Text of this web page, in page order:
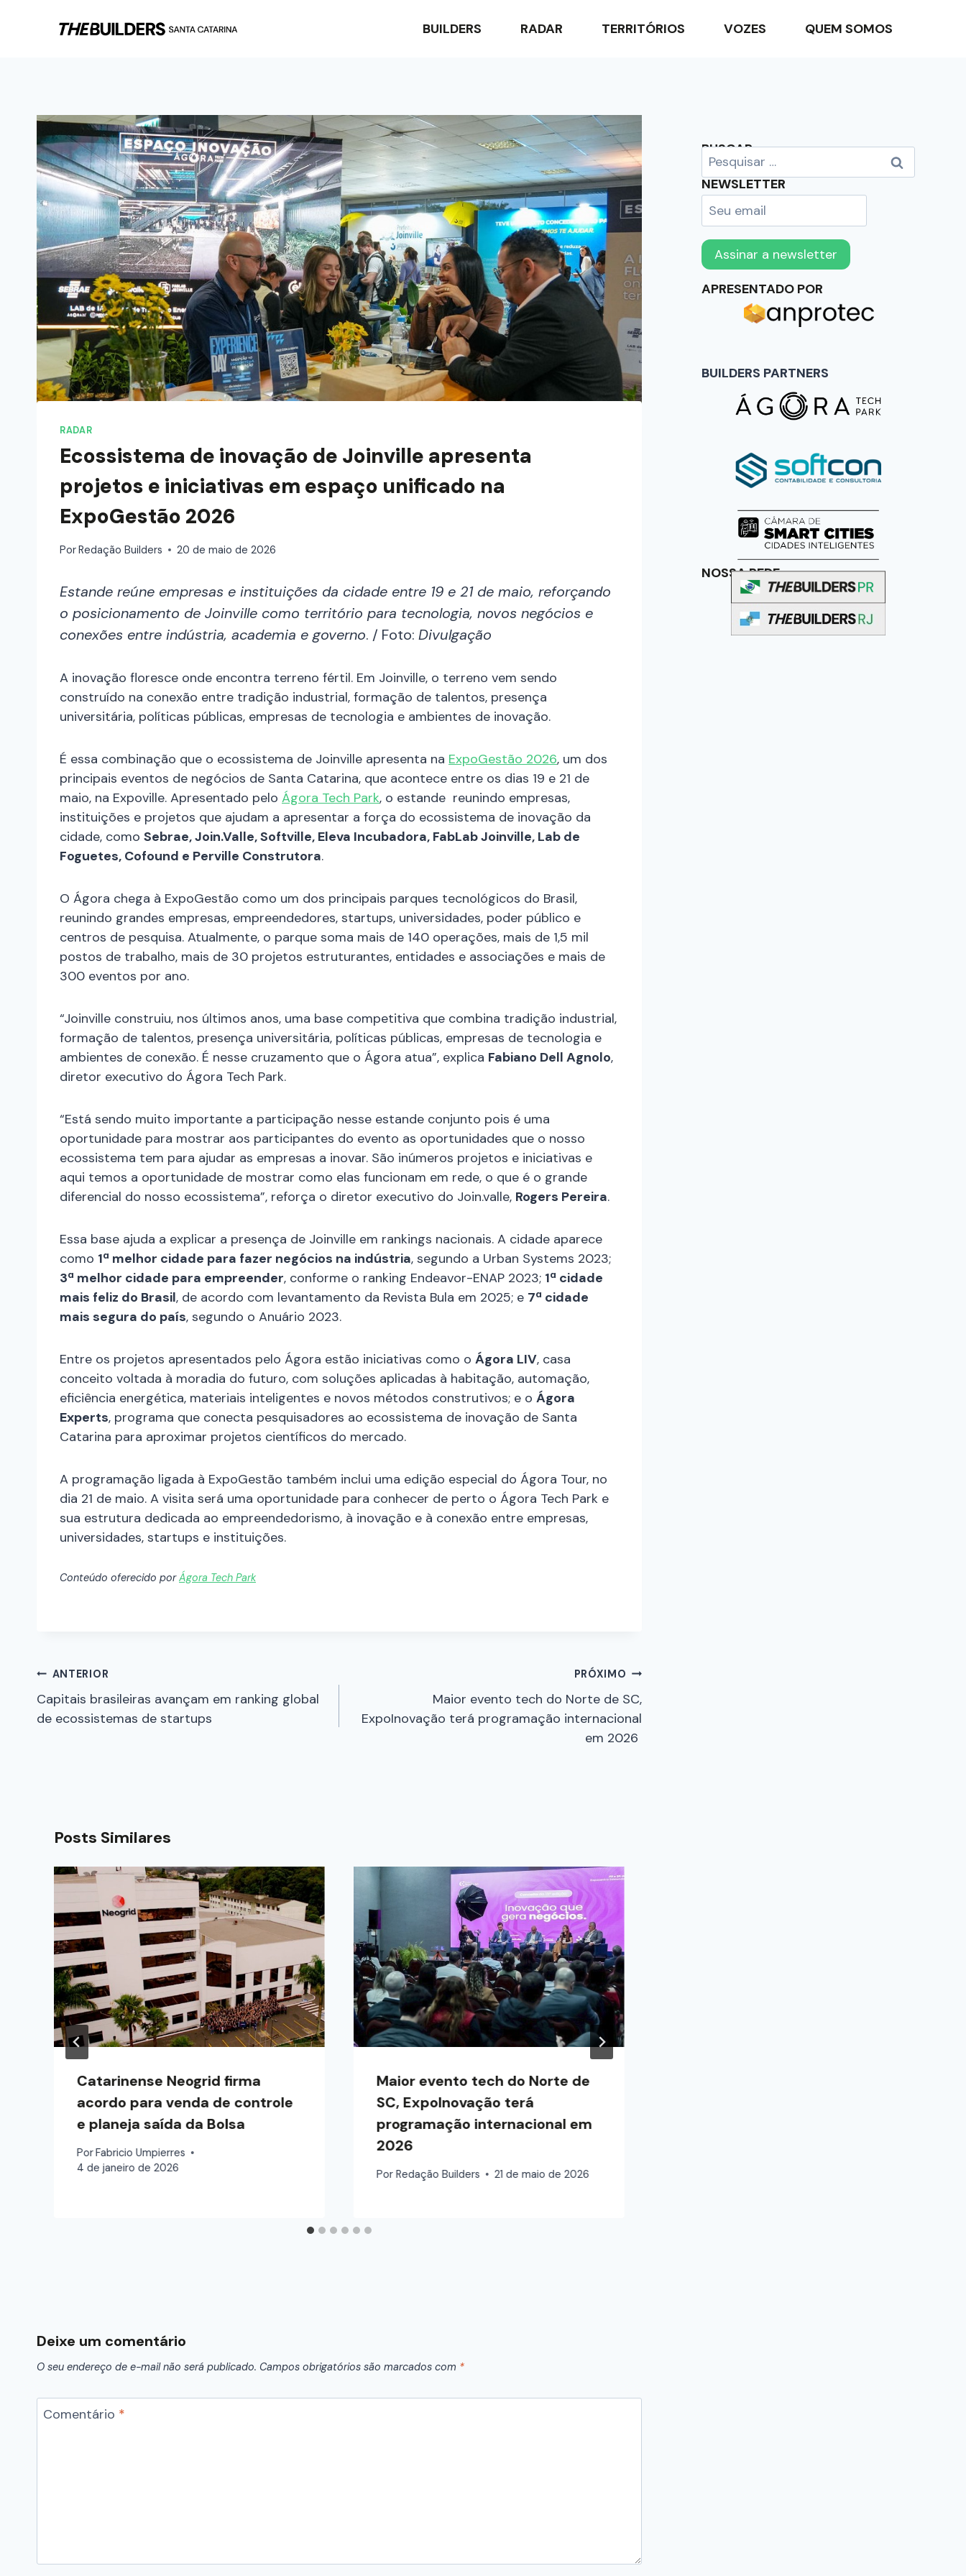
BUILDERS RADAR TERRITÓRIOS VOZES QUEM SOMOS
RADAR
Ecossistema de inovação de Joinville apresenta
projetos e iniciativas em espaço unificado na
ExpoGestão 2026
PorRedação Builders 20 de maio de 2026
Estande reúne empresas e instituições da cidade entre 19 e 21 de maio, reforçando
o posicionamento de Joinville como território para tecnologia, novos negócios e
conexões entre indústria, academia e governo. / Foto: Divulgação
A inovação floresce onde encontra terreno fértil. Em Joinville, o terreno vem sendo
construído na conexão entre tradição industrial, formação de talentos, presença
universitária, políticas públicas, empresas de tecnologia e ambientes de inovação.
É essa combinação que o ecossistema de Joinville apresenta na ExpoGestão 2026, um dos
principais eventos de negócios de Santa Catarina, que acontece entre os dias 19 e 21 de
maio, na Expoville. Apresentado pelo Ágora Tech Park, o estande reunindo empresas,
instituições e projetos que ajudam a apresentar a força do ecossistema de inovação da
cidade, como Sebrae, Join.Valle, Softville, Eleva Incubadora, FabLab Joinville, Lab de
Foguetes, Cofound e Perville Construtora.
O Ágora chega à ExpoGestão como um dos principais parques tecnológicos do Brasil,
reunindo grandes empresas, empreendedores, startups, universidades, poder público e
centros de pesquisa. Atualmente, o parque soma mais de 140 operações, mais de 1,5 mil
postos de trabalho, mais de 30 projetos estruturantes, entidades e associações e mais de
300 eventos por ano.
“Joinville construiu, nos últimos anos, uma base competitiva que combina tradição industrial,
formação de talentos, presença universitária, políticas públicas, empresas de tecnologia e
ambientes de conexão. É nesse cruzamento que o Ágora atua”, explica Fabiano Dell Agnolo,
diretor executivo do Ágora Tech Park.
“Está sendo muito importante a participação nesse estande conjunto pois é uma
oportunidade para mostrar aos participantes do evento as oportunidades que o nosso
ecossistema tem para ajudar as empresas a inovar. São inúmeros projetos e iniciativas e
aqui temos a oportunidade de mostrar como elas funcionam em rede, o que é o grande
diferencial do nosso ecossistema”, reforça o diretor executivo do Join.valle, Rogers Pereira.
Essa base ajuda a explicar a presença de Joinville em rankings nacionais. A cidade aparece
como 1ª melhor cidade para fazer negócios na indústria, segundo a Urban Systems 2023;
3ª melhor cidade para empreender, conforme o ranking Endeavor-ENAP 2023; 1ª cidade
mais feliz do Brasil, de acordo com levantamento da Revista Bula em 2025; e 7ª cidade
mais segura do país, segundo o Anuário 2023.
Entre os projetos apresentados pelo Ágora estão iniciativas como o Ágora LIV, casa
conceito voltada à moradia do futuro, com soluções aplicadas à habitação, automação,
eficiência energética, materiais inteligentes e novos métodos construtivos; e o Ágora
Experts, programa que conecta pesquisadores ao ecossistema de inovação de Santa
Catarina para aproximar projetos científicos do mercado.
A programação ligada à ExpoGestão também inclui uma edição especial do Ágora Tour, no
dia 21 de maio. A visita será uma oportunidade para conhecer de perto o Ágora Tech Park e
sua estrutura dedicada ao empreendedorismo, à inovação e à conexão entre empresas,
universidades, startups e instituições.
Conteúdo oferecido porÁgora Tech Park
ANTERIOR
Capitais brasileiras avançam em ranking global
de ecossistemas de startups
PRÓXIMO
Maior evento tech do Norte de SC,
ExpoInovação terá programação internacional
em 2026
Posts Similares
Catarinense Neogrid firma
acordo para venda de controle
e planeja saída da Bolsa
PorFabricio Umpierres
4 de janeiro de 2026
Maior evento tech do Norte de
SC, ExpoInovação terá
programação internacional em
2026
Por Redação Builders 21 de maio de 2026
Deixe um comentário
O seu endereço de e-mail não será publicado. Campos obrigatórios são marcados com *
Comentário *
BUSCAR
NEWSLETTER
APRESENTADO POR
BUILDERS PARTNERS
NOSSA REDE